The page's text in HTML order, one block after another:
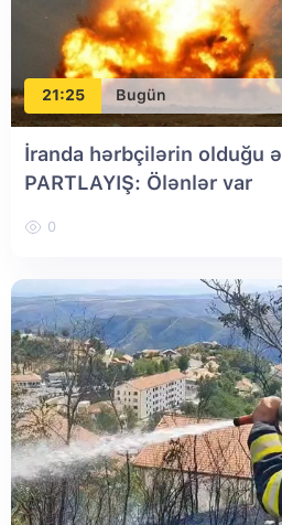
21:25 Bugün
İranda hərbçilərin olduğu
PARTLAYIŞ: Ölənlər var
0